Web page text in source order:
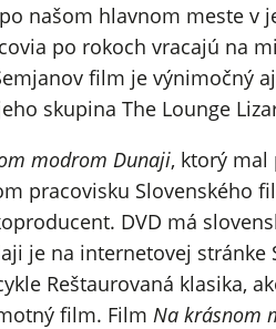
našom hlavnom meste v
po rokoch vracajú na
film je výnimočný
skupina The Lounge
modrom Dunaji, ktorý
pracovisku Slovenského
DVD má
je na internetovej stránke
Reštaurovaná klasika,
film. Film Na krásnom